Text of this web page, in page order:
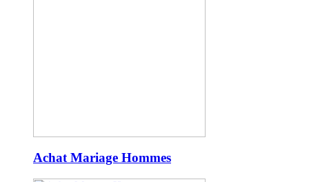
Achat Mariage Hommes